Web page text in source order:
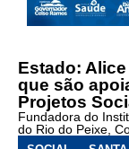
Estado:
que são
Projetos
Fundadora do
do Rio do Peixe,